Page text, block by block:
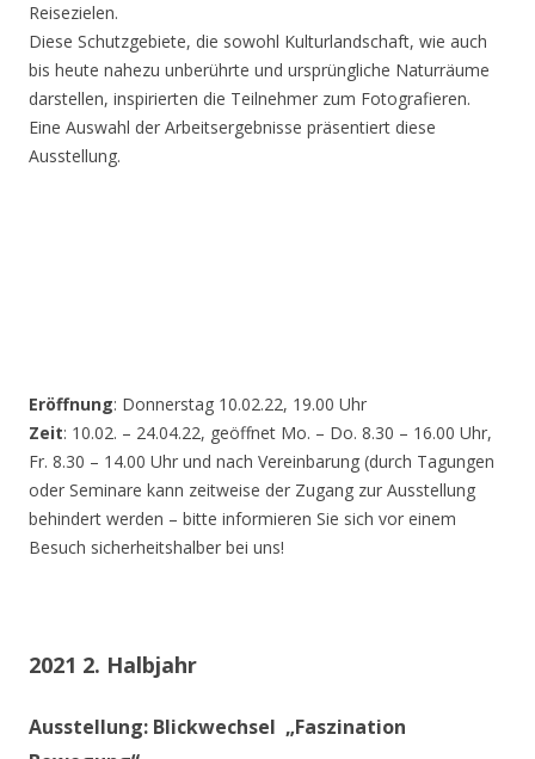
Reisezielen.
Diese Schutzgebiete, die sowohl Kulturlandschaft, wie auch
bis heute nahezu unberührte und ursprüngliche Naturräume
darstellen, inspirierten die Teilnehmer zum Fotografieren.
Eine Auswahl der Arbeitsergebnisse präsentiert diese
Ausstellung.
Eröffnung: Donnerstag 10.02.22, 19.00 Uhr
Zeit: 10.02. – 24.04.22, geöffnet Mo. – Do. 8.30 – 16.00 Uhr,
Fr. 8.30 – 14.00 Uhr und nach Vereinbarung (durch Tagungen
oder Seminare kann zeitweise der Zugang zur Ausstellung
behindert werden – bitte informieren Sie sich vor einem
Besuch sicherheitshalber bei uns!
2021 2. Halbjahr
Ausstellung: Blickwechsel „Faszination